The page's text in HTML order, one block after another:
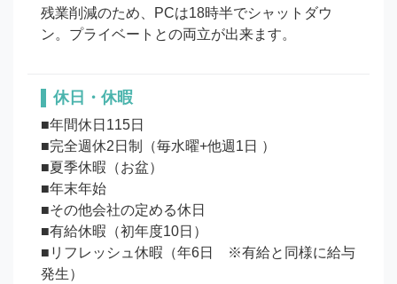
残業削減のため、PCは18時半でシャットダウ
ン。プライベートとの両立が出来ます。
休日・休暇
■年間休日115日
■完全週休2日制（毎水曜+他週1日 ）
■夏季休暇（お盆）
■年末年始
■その他会社の定める休日
■有給休暇（初年度10日）
■リフレッシュ休暇（年6日　※有給と同様に給与
発生）